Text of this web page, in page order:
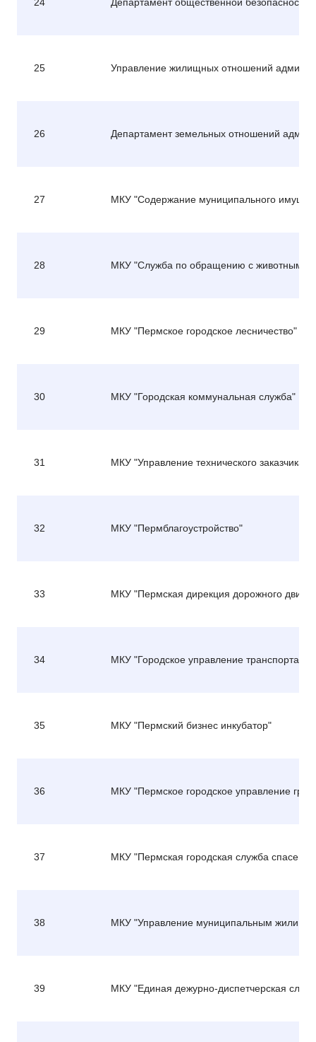
25 Управление жилищных отношений
26 Департамент земельных отношений
27 МКУ "Содержание муниципального
28 МКУ "Служба по обращению с животными
29 МКУ "Пермское городское лесничество"
30 МКУ "Городская коммунальная служба"
31 МКУ "Управление технического заказчика"
32 МКУ "Пермблагоустройство"
33 МКУ "Пермская дирекция дорожного
34 МКУ "Городское управление транспорта"
35 МКУ "Пермский бизнес инкубатор"
36 МКУ "Пермское городское управление
37 МКУ "Пермская городская служба
38 МКУ "Управление муниципальным
39 МКУ "Единая дежурно-диспетчерская